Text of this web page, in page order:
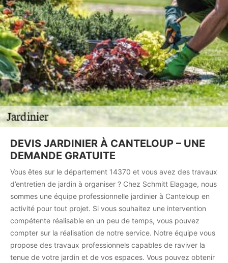
DEVIS JARDINIER À CANTELOUP – UNE
DEMANDE GRATUITE
Vous êtes sur le département 14370 et vous avez des travaux
d’entretien de jardin à organiser ? Chez Schmitt Elagage, nous
sommes une équipe professionnelle jardinier à Canteloup en
activité pour tout projet. Si vous souhaitez une intervention
compétente réalisable en un peu de temps, vous pouvez
compter sur la réalisation de notre service. Notre équipe vous
propose des travaux professionnels capables de raviver la
tenue de votre jardin et de vos espaces. Vous pouvez obtenir